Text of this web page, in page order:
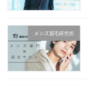
メンズ眉毛研究所